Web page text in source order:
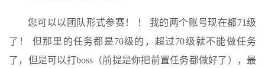
您可以以团队形式参赛！ ！ 我的两个账号现在都71级
了！ 但那里的任务都是70级的，超过70级就不能做任务
了，但是可以打boss（前提是你把前置任务都做好了），最